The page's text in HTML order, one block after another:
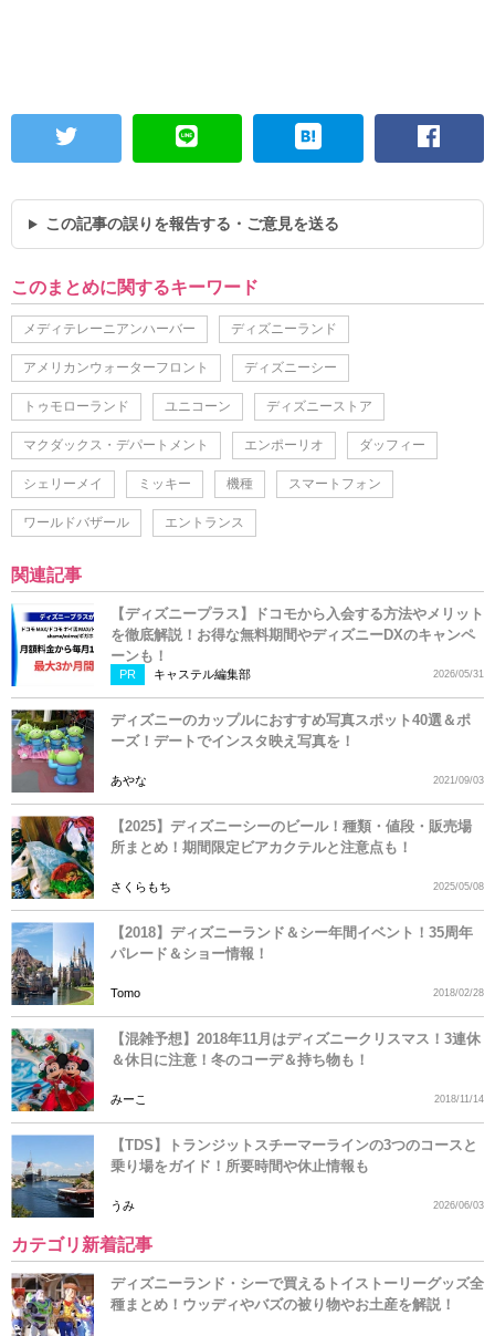
この記事の誤りを報告する・ご意見を送る
このまとめに関するキーワード
メディテレーニアンハーバー ディズニーランド
アメリカンウォーターフロント ディズニーシー
トゥモローランド ユニコーン ディズニーストア
マクダックス・デパートメント エンポーリオ ダッフィー
シェリーメイ ミッキー 機種 スマートフォン
ワールドバザール エントランス
関連記事
【ディズニープラス】ドコモから入会する方法やメリット
を徹底解説！お得な無料期間やディズニーDXのキャンペ
ーンも！
PR キャステル編集部 2026/05/31
ディズニーのカップルにおすすめ写真スポット40選＆ポ
ーズ！デートでインスタ映え写真を！
あやな 2021/09/03
【2025】ディズニーシーのビール！種類・値段・販売場
所まとめ！期間限定ビアカクテルと注意点も！
さくらもち 2025/05/08
【2018】ディズニーランド＆シー年間イベント！35周年
パレード＆ショー情報！
Tomo 2018/02/28
【混雑予想】2018年11月はディズニークリスマス！3連休
＆休日に注意！冬のコーデ＆持ち物も！
みーこ 2018/11/14
【TDS】トランジットスチーマーラインの3つのコースと
乗り場をガイド！所要時間や休止情報も
うみ 2026/06/03
カテゴリ新着記事
ディズニーランド・シーで買えるトイストーリーグッズ全
種まとめ！ウッディやバズの被り物やお土産を解説！